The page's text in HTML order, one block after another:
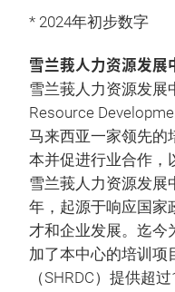
* 2024年初步数字
雪兰莪人力资源发展
雪兰莪人力资源发展
Resource
马来西亚一家领先的
本并促进行业合作，
雪兰莪人力资源发展
年，起源于响应国家
才和企业发展。迄今
加了本中心的培训项
（SHRDC）提供超